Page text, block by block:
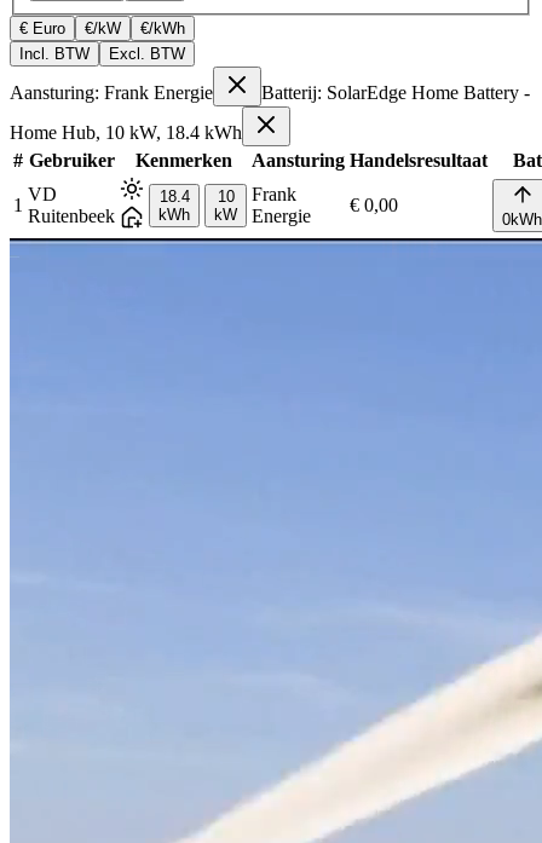
€ Euro €/kW
€/kWh
Incl. BTW
Excl. BTW
Aansturing: Frank Energie
Batterij: SolarEdge Home Battery -
Home Hub, 10 kW, 18.4 kWh
# Gebruiker Kenmerken Aansturing Handelsresultaat
1
VD
Ruitenbeek
18.4
kWh
10
kW
Frank
Energie
€ 0,00
0kWh